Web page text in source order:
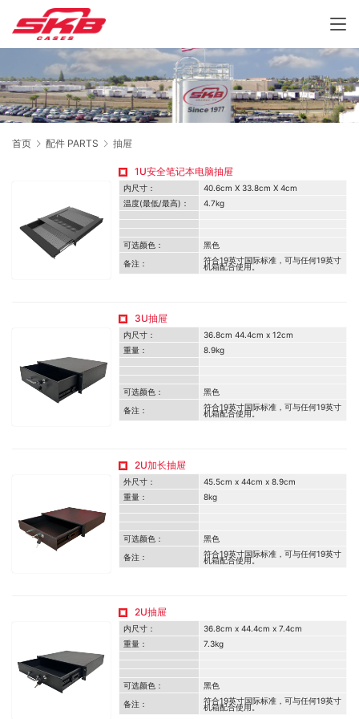
首页 配件 PARTS 抽屉
1U安全笔记本电脑抽屉
内尺寸：
40.6cm X 33.8cm X 4cm
温度(最低/最高)：
4.7kg
可选颜色：
黑色
备注：
符合19英寸国际标准，可与任何19英寸
机箱配合使用。
3U抽屉
内尺寸：
36.8cm 44.4cm x 12cm
重量：
8.9kg
可选颜色：
黑色
备注：
符合19英寸国际标准，可与任何19英寸
机箱配合使用。
2U加长抽屉
外尺寸：
45.5cm x 44cm x 8.9cm
重量：
8kg
可选颜色：
黑色
备注：
符合19英寸国际标准，可与任何19英寸
机箱配合使用。
2U抽屉
内尺寸：
36.8cm x 44.4cm x 7.4cm
重量：
7.3kg
可选颜色：
黑色
备注：
符合19英寸国际标准，可与任何19英寸
机箱配合使用。